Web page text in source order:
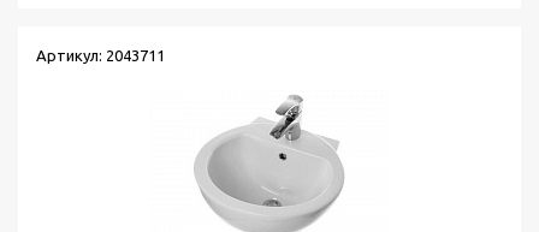
Артикул: 2043711